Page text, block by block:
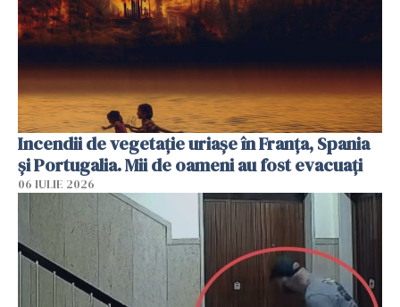
Incendii de vegetație uriașe în Franța, Spania
și Portugalia. Mii de oameni au fost evacuați
06 IULIE 2026